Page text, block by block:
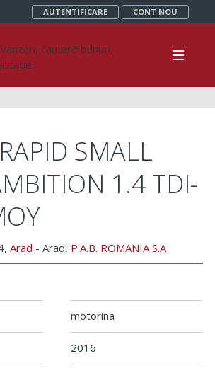
AUTENTIFICARE CONT NOU
SMALL
1.4 TDI-
Arad - Arad, P.A.B. ROMANIA S.A
motorina
2016